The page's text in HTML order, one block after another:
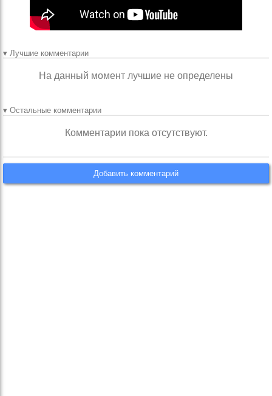
▾ Лучшие комментарии
На данный момент лучшие не определены
▾ Остальные комментарии
Комментарии пока отсутствуют.
Добавить комментарий